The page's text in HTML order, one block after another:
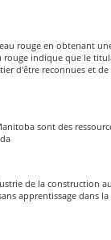
rouge en obtenant
indique que le
d'être reconnues et
sont des
de la construction
apprentissage dans